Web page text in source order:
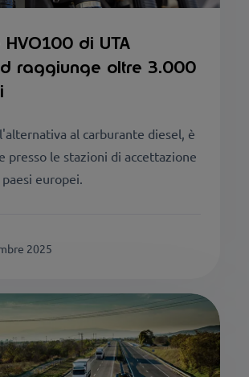
di UTA
raggiunge oltre 3.000
al carburante diesel, è
presso le stazioni di accettazione
europei.
2025